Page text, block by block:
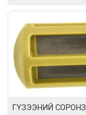
ГҮЗЭЭНИЙ СОРОНЗ